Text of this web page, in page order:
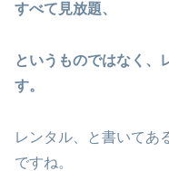
すべて見放題、
というものではなく、
す。
レンタル、と書いてあ
ですね。